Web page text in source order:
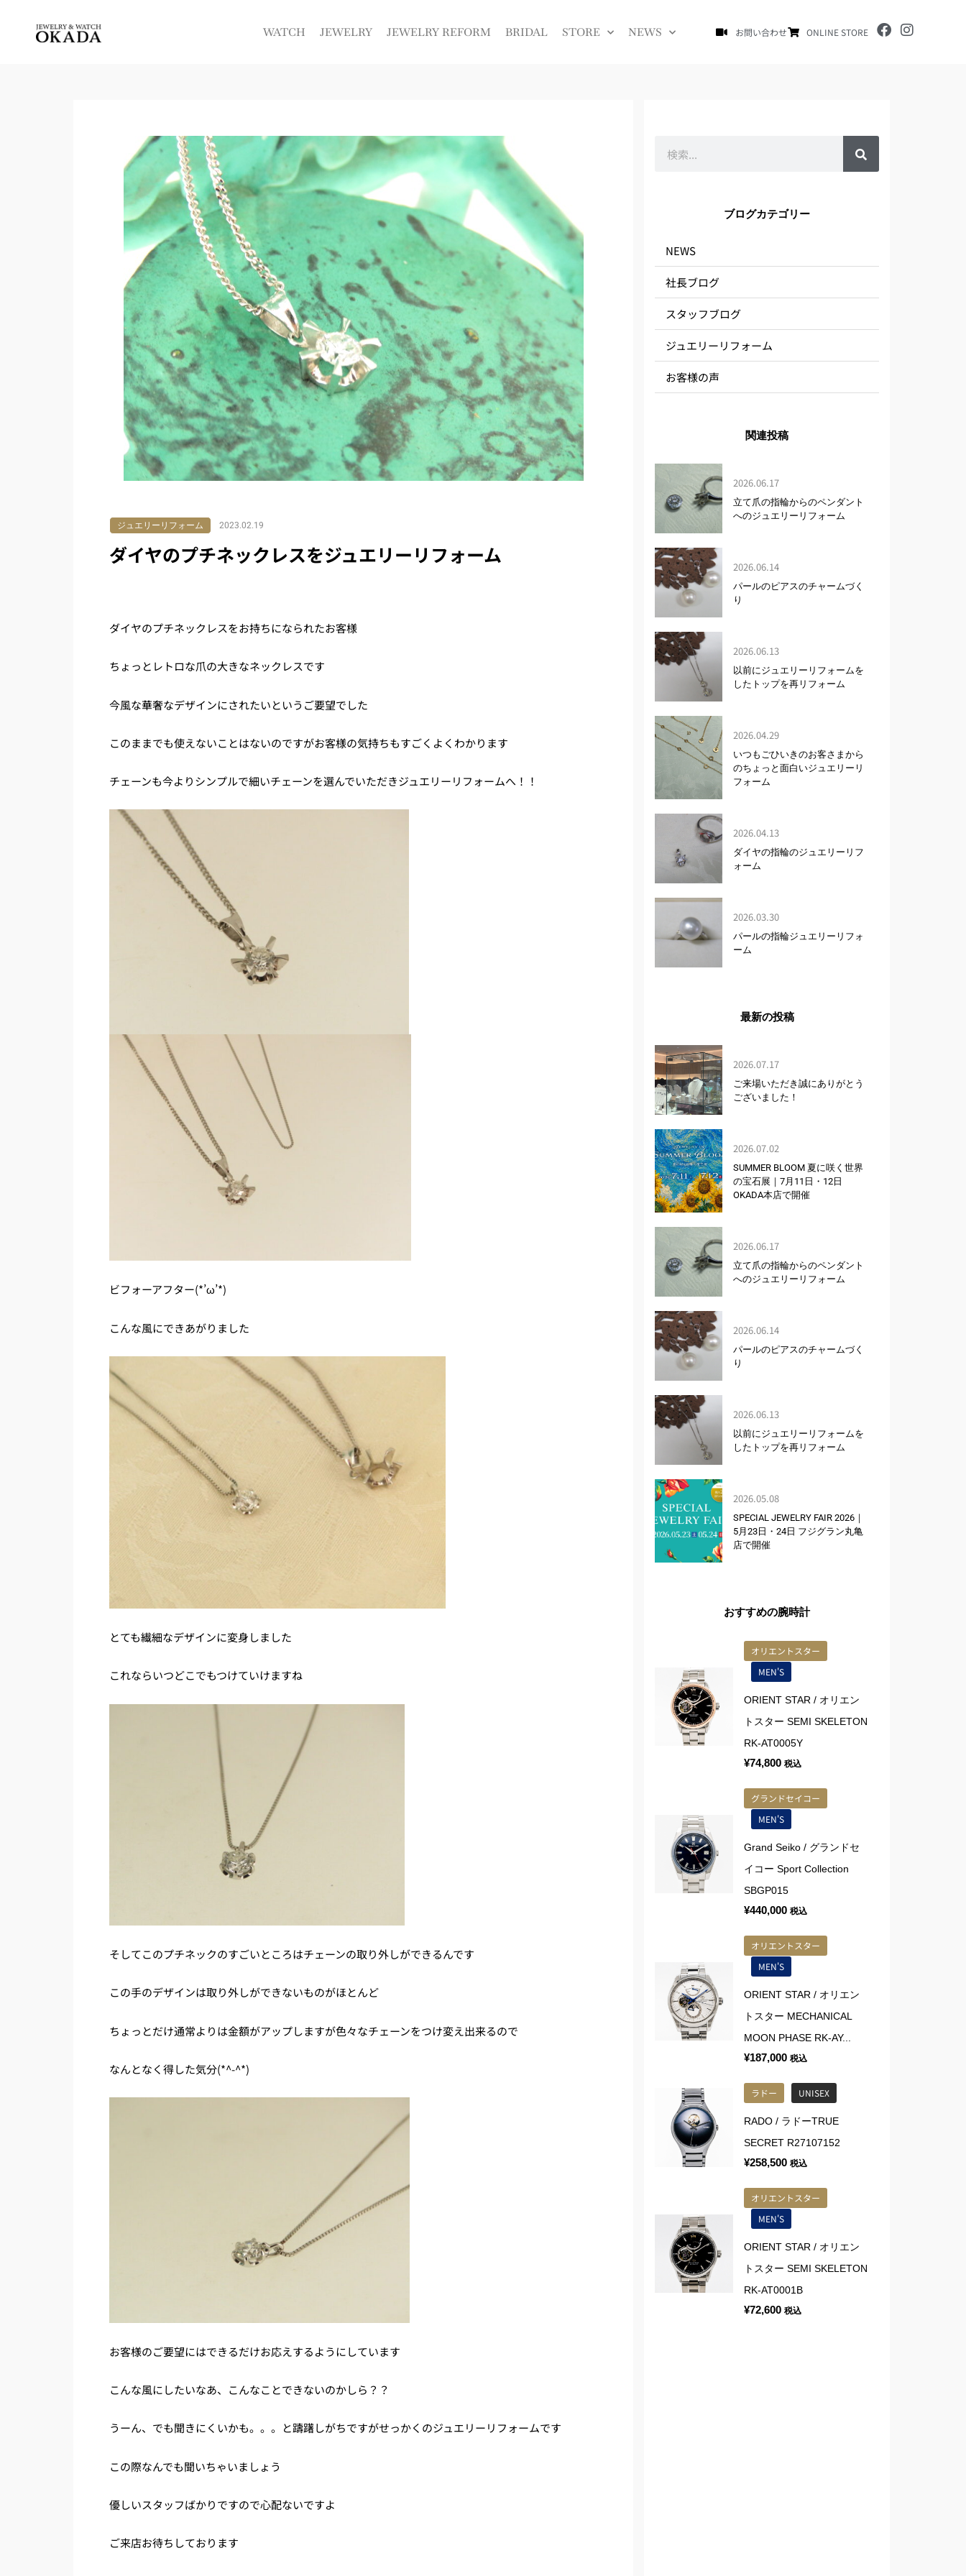
WATCH JEWELRY JEWELRY REFORM BRIDAL STORE NEWS お問い合わせ ONLINE STORE F
a
I
n
ジュエリーリフォーム 2023.02.19
ダイヤのプチネックレスをジュエリーリフォーム
ダイヤのプチネックレスをお持ちになられたお客様
ちょっとレトロな爪の大きなネックレスです
今風な華奢なデザインにされたいというご要望でした
このままでも使えないことはないのですがお客様の気持ちもすごくよくわかります
チェーンも今よりシンプルで細いチェーンを選んでいただきジュエリーリフォームへ！！
ビフォーアフター(*’ω’*)
こんな風にできあがりました
とても繊細なデザインに変身しました
これならいつどこでもつけていけますね
そしてこのプチネックのすごいところはチェーンの取り外しができるんです
この手のデザインは取り外しができないものがほとんど
ちょっとだけ通常よりは金額がアップしますが色々なチェーンをつけ変え出来るので
なんとなく得した気分(*^-^*)
お客様のご要望にはできるだけお応えするようにしています
こんな風にしたいなあ、こんなことできないのかしら？？
うーん、でも聞きにくいかも。。。と躊躇しがちですがせっかくのジュエリーリフォームです
この際なんでも聞いちゃいましょう
優しいスタッフばかりですので心配ないですよ
ご来店お待ちしております
ブログカテゴリー
NEWS
社長ブログ
スタッフブログ
ジュエリーリフォーム
お客様の声
関連投稿
2026.06.17
立て爪の指輪からのペンダント
へのジュエリーリフォーム
2026.06.14
パールのピアスのチャームづく
り
2026.06.13
以前にジュエリーリフォームを
したトップを再リフォーム
2026.04.29
いつもごひいきのお客さまから
のちょっと面白いジュエリーリ
フォーム
2026.04.13
ダイヤの指輪のジュエリーリフ
ォーム
2026.03.30
パールの指輪ジュエリーリフォ
ーム
最新の投稿
2026.07.17
ご来場いただき誠にありがとう
ございました！
2026.07.02
SUMMER BLOOM 夏に咲く世界
の宝石展｜7月11日・12日
OKADA本店で開催
2026.06.17
立て爪の指輪からのペンダント
へのジュエリーリフォーム
2026.06.14
パールのピアスのチャームづく
り
2026.06.13
以前にジュエリーリフォームを
したトップを再リフォーム
2026.05.08
SPECIAL JEWELRY FAIR 2026｜
5月23日・24日 フジグラン丸亀
店で開催
おすすめの腕時計
オリエントスター
MEN'S
ORIENT STAR / オリエン
トスター SEMI SKELETON
RK-AT0005Y
¥74,800 税込
グランドセイコー
MEN'S
Grand Seiko / グランドセ
イコー Sport Collection
SBGP015
¥440,000 税込
オリエントスター
MEN'S
ORIENT STAR / オリエン
トスター MECHANICAL
MOON PHASE RK-AY...
¥187,000 税込
ラドー UNISEX
RADO / ラドーTRUE
SECRET R27107152
¥258,500 税込
オリエントスター
MEN'S
ORIENT STAR / オリエン
トスター SEMI SKELETON
RK-AT0001B
¥72,600 税込